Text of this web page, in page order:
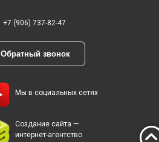
+7 (906) 737-82-47
Обратный звонок
Мы в социальных сетях
Создание сайта —
интернет-агентство